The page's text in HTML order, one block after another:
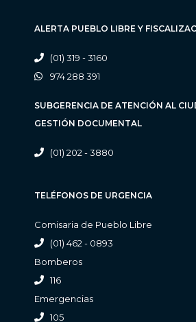
ALERTA PUEBLO LIBRE Y
(01) 319 - 3160
974 288 391
SUBGERENCIA DE ATENCIÓN AL
GESTIÓN DOCUMENTAL
(01) 202 - 3880
TELÉFONOS DE URGENCIA
Comisaria de Pueblo Libre
(01) 462 - 0893
Bomberos
116
Emergencias
105